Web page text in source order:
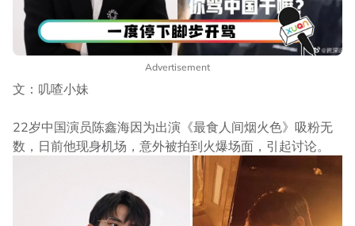
Advertisement
文：叽喳小妹
22岁中国演员陈鑫海因为出演《最食人间烟火色》吸粉无
数，日前他现身机场，意外被拍到火爆场面，引起讨论。